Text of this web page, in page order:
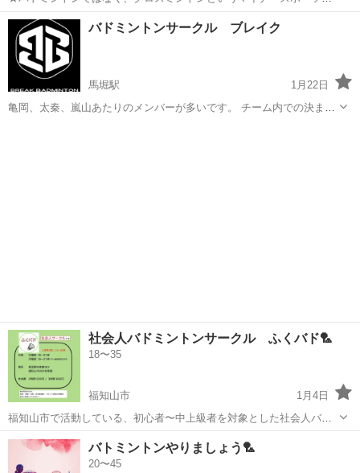
す★ まだまだ少人数のサークルです 「クロスミントン」または「スピ
ードミントン」とは、バドミントンとテニスの中間のようなスポーツ
で、「スピーダー」というシャト...
京都 京都市 大宮駅 バドミントン クロスミントン
バドミントンサークル ブレイク
馬堀駅
1月22日
亀岡、太秦、嵐山あたりのメンバーが多いです。 チーム内での決まり
社会人バドミントンサークル ふくバド🏸
18〜35
福知山市
1月4日
福知山市で活動している、初心者〜中上級者を対象とした社会人バド
ミントンサークル 『ふくバド🏸』です！ インスタに活動内容を投稿し
ています！📷 『ふくバド』で検索してぜひフォローしてください！ 初
心者の方にも安心して参...
京都 福知山市 バドミントン
バトミントンやりましょう🏸
20〜45